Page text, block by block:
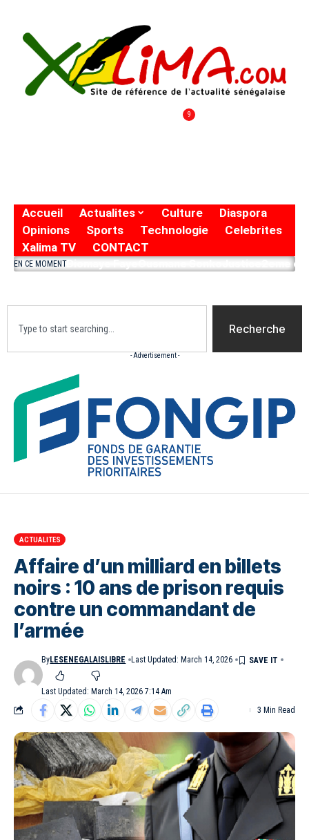
9
Accueil Actualites Culture
Diaspora
Opinions
Sports Technologie
Celebrites
Xalima TV
CONTACT
EN CE MOMENTDiomaye FayeOusmane SonkoJustice2eme
Recherche
- Advertisement -
ACTUALITES
Affaire d’un milliard en billets
noirs : 10 ans de prison requis
contre un commandant de
l’armée
Last Updated: March 14, 2026 7:14 Am
ByLESENEGALAISLIBRE Last Updated: March 14, 2026
3 Min Read